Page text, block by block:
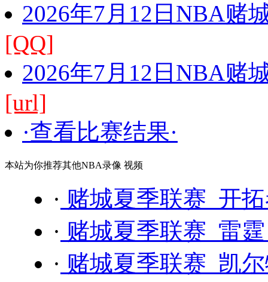
2026年7月12日NBA赌
[QQ]
2026年7月12日NBA赌
[url]
·查看比赛结果·
本站为你推荐其他NBA录像 视频
· 赌城夏季联赛 开
· 赌城夏季联赛 雷
· 赌城夏季联赛 凯